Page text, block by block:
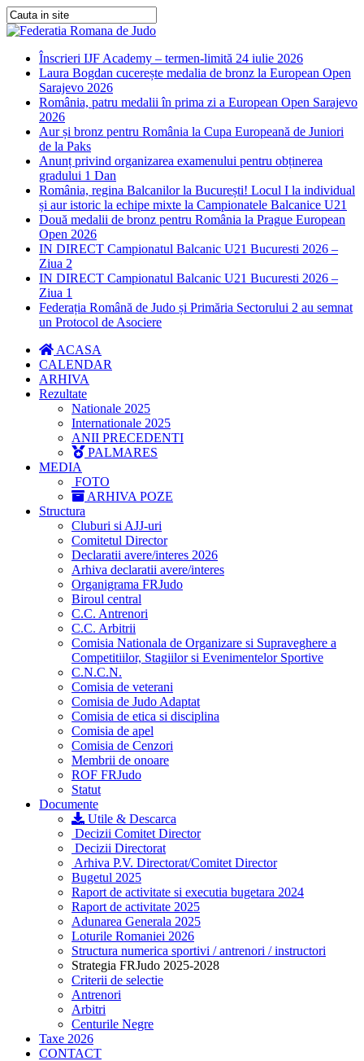
Înscrieri IJF Academy – termen-limită 24 iulie 2026
Laura Bogdan cucerește medalia de bronz la European Open
Sarajevo 2026
România, patru medalii în prima zi a European Open Sarajevo
2026
Aur și bronz pentru România la Cupa Europeană de Juniori
de la Paks
Anunț privind organizarea examenului pentru obținerea
gradului 1 Dan
România, regina Balcanilor la București! Locul I la individual
și aur istoric la echipe mixte la Campionatele Balcanice U21
Două medalii de bronz pentru România la Prague European
Open 2026
IN DIRECT Campionatul Balcanic U21 Bucuresti 2026 –
Ziua 2
IN DIRECT Campionatul Balcanic U21 Bucuresti 2026 –
Ziua 1
Federația Română de Judo și Primăria Sectorului 2 au semnat
un Protocol de Asociere
ACASA
CALENDAR
ARHIVA
Rezultate
Nationale 2025
Internationale 2025
ANII PRECEDENTI
PALMARES
MEDIA
FOTO
ARHIVA POZE
Structura
Cluburi si AJJ-uri
Comitetul Director
Declaratii avere/interes 2026
Arhiva declaratii avere/interes
Organigrama FRJudo
Biroul central
C.C. Antrenori
C.C. Arbitrii
Comisia Nationala de Organizare si Supraveghere a
Competitiilor, Stagiilor si Evenimentelor Sportive
C.N.C.N.
Comisia de veterani
Comisia de Judo Adaptat
Comisia de etica si disciplina
Comisia de apel
Comisia de Cenzori
Membrii de onoare
ROF FRJudo
Statut
Documente
Utile & Descarca
Decizii Comitet Director
Decizii Directorat
Arhiva P.V. Directorat/Comitet Director
Bugetul 2025
Raport de activitate si executia bugetara 2024
Raport de activitate 2025
Adunarea Generala 2025
Loturile Romaniei 2026
Structura numerica sportivi / antrenori / instructori
Strategia FRJudo 2025-2028
Criterii de selectie
Antrenori
Arbitri
Centurile Negre
Taxe 2026
CONTACT